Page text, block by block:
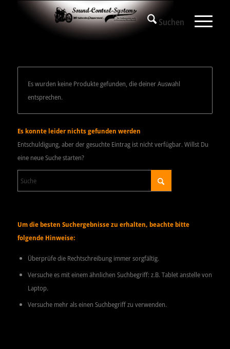
Es wurden keine Produkte gefunden, die deiner Auswahl
entsprechen.
Es konnte leider nichts gefunden werden
Entschuldigung, aber der gesuchte Eintrag ist nicht verfügbar. Willst Du
eine neue Suche starten?
Um die besten Suchergebnisse zu erhalten, beachte bitte
folgende Hinweise:
Überprüfe die Rechtschreibung immer sorgfältig.
Versuche es mit einem ähnlichen Suchbegriff: z.B. Tablet anstelle von
Laptop.
Versuche mehr als einen Suchbegriff zu verwenden.